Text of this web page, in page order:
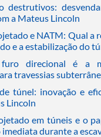
destrutivos:
a Mateus Lincoln
e NATM: Qual a
e a estabilização do
direcional é a
travessias
túnel: inovação e
Lincoln
em túneis e o
durante a